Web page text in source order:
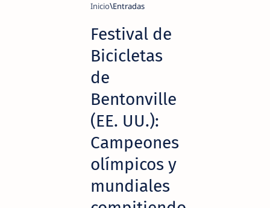
Inicio
Festival de
Bicicletas
de
Bentonville
(EE. UU.):
Campeones
olímpicos y
mundiales